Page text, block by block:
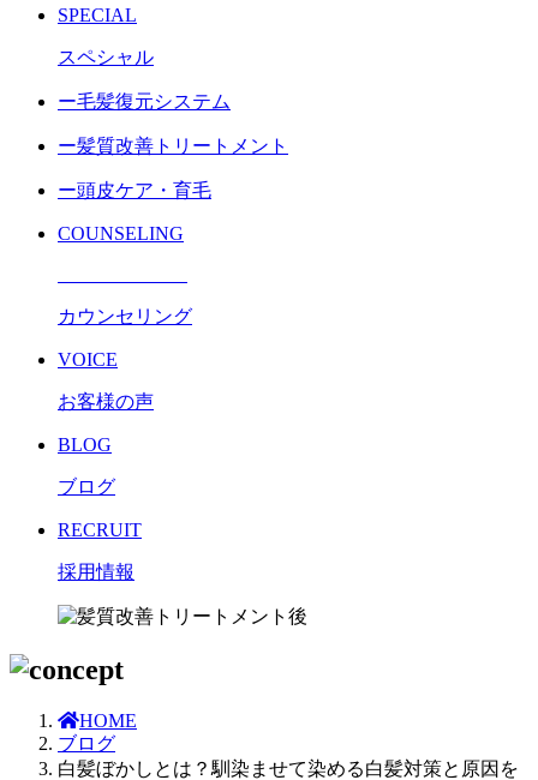
SPECIAL
スペシャル
ー毛髪復元システム
ー髪質改善トリートメント
ー頭皮ケア・育毛
COUNSELING
カウンセリング
VOICE
お客様の声
BLOG
ブログ
RECRUIT
採用情報
HOME
ブログ
白髪ぼかしとは？馴染ませて染める白髪対策と原因を